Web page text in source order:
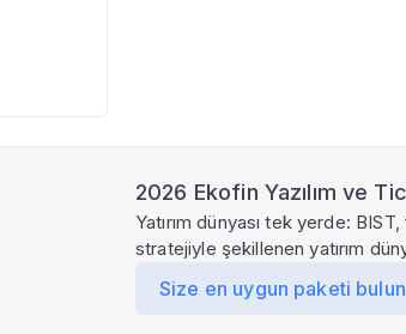
2026 Ekofin Yazılım ve
Yatırım dünyası tek yerde:
stratejiyle şekillenen yatırım
Size en uygun paketi bulun